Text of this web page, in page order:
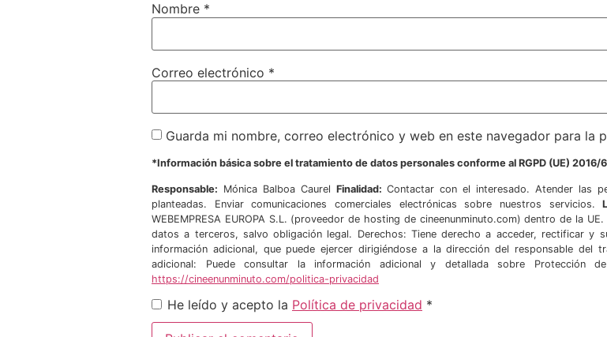
Nombre *
Correo electrónico *
Guarda mi nombre, correo electrónico y web en este navegador para la
*Información básica sobre el tratamiento de datos personales conforme al RGPD (UE) 2016/
Responsable: Mónica Balboa Caurel Finalidad: Contactar con el interesado. Atender las
planteadas. Enviar comunicaciones comerciales electrónicas sobre nuestros servicios.
WEBEMPRESA EUROPA S.L. (proveedor de hosting de cineenunminuto.com) dentro de la UE.
datos a terceros, salvo obligación legal. Derechos: Tiene derecho a acceder, rectificar
información adicional, que puede ejercer dirigiéndose a la dirección del responsable del
adicional: Puede consultar la información adicional y detallada sobre Protección
https://cineenunminuto.com/politica-privacidad
He leído y acepto la Política de privacidad *